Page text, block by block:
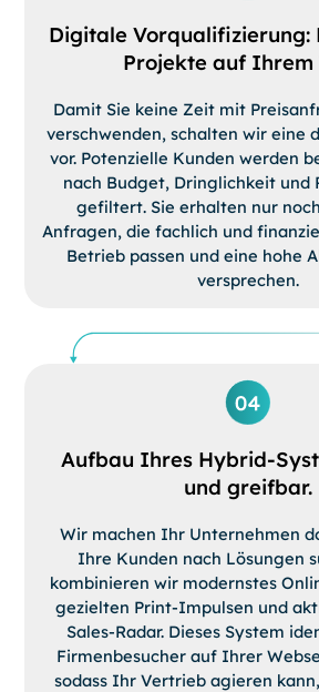
Digitale Vorqualifizierung:
Projekte auf Ihrem
Damit Sie keine Zeit mit
verschwenden, schalten wir eine
vor. Potenzielle Kunden werden
nach Budget, Dringlichkeit und
gefiltert. Sie erhalten nur
Anfragen, die fachlich und
Betrieb passen und eine hohe
versprechen.
Aufbau Ihres Hybrid-
und greifbar.
Wir machen Ihr Unternehmen
Ihre Kunden nach Lösungen
kombinieren wir modernstes
gezielten Print-Impulsen und
Sales-Radar. Dieses System
Firmenbesucher auf Ihrer
sodass Ihr Vertrieb agieren